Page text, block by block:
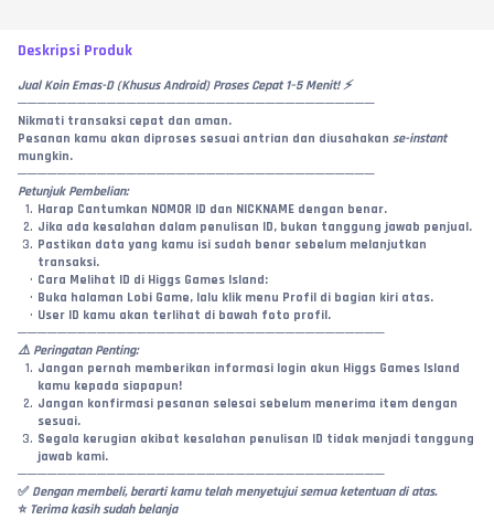
Deskripsi Produk
Jual Koin Emas-D (Khusus Android) Proses Cepat 1–5 Menit! ⚡
────────────────────────────────────
Nikmati transaksi cepat dan aman.
Pesanan kamu akan diproses sesuai antrian dan diusahakan se-instant
mungkin.
────────────────────────────────────
Petunjuk Pembelian:
Harap Cantumkan NOMOR ID dan NICKNAME dengan benar.
Jika ada kesalahan dalam penulisan ID, bukan tanggung jawab penjual.
Pastikan data yang kamu isi sudah benar sebelum melanjutkan
transaksi.
Cara Melihat ID di Higgs Games Island:
Buka halaman Lobi Game, lalu klik menu Profil di bagian kiri atas.
User ID kamu akan terlihat di bawah foto profil.
─────────────────────────────────────
⚠️ Peringatan Penting:
Jangan pernah memberikan informasi login akun Higgs Games Island
kamu kepada siapapun!
Jangan konfirmasi pesanan selesai sebelum menerima item dengan
sesuai.
Segala kerugian akibat kesalahan penulisan ID tidak menjadi tanggung
jawab kami.
─────────────────────────────────────
✅ Dengan membeli, berarti kamu telah menyetujui semua ketentuan di atas.
⭐ Terima kasih sudah belanja